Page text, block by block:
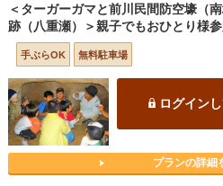
＜ターガーガマと前川民間防空壕（
跡（八重瀬）＞親子でもおひとり様
手ぶらOK 無料駐車場
ログイン
プランの詳細